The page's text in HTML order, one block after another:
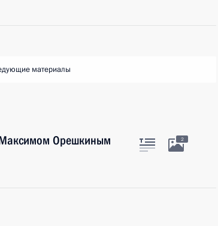
материалы
Максимом Орешкиным
2